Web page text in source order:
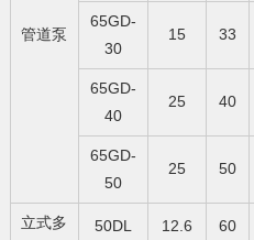
管道泵
65GD-
30
15 33
65GD-
40
25 40
65GD-
50
25 50
立式多
50DL 12.6 60